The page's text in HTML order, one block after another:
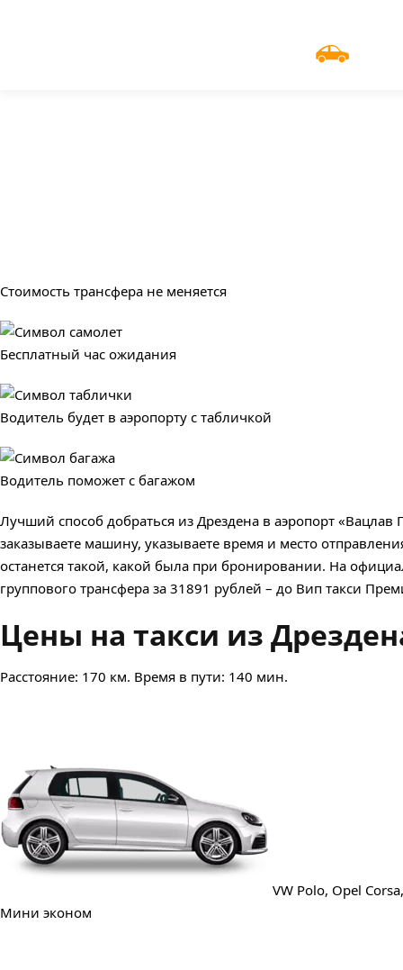
Стоимость трансфера не меняется
Бесплатный час ожидания
Водитель будет в аэропорту с табличкой
Водитель поможет с багажом
Лучший способ добраться из Дрездена в аэропорт
заказываете машину, указываете время и место
останется такой, какой была при бронировании. На
группового трансфера за 31891 рублей – до Вип такси
Цены на такси из
Расстояние: 170 км. Время в пути: 140 мин.
VW Polo, Opel
Мини эконом